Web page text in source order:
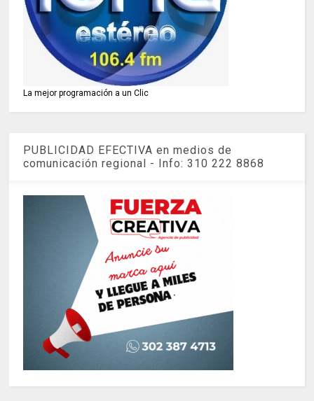
La mejor programación a un Clic
PUBLICIDAD EFECTIVA en medios de
comunicación regional - Info: 310 222 8868